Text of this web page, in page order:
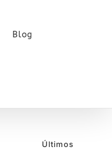
Blog
Últimos